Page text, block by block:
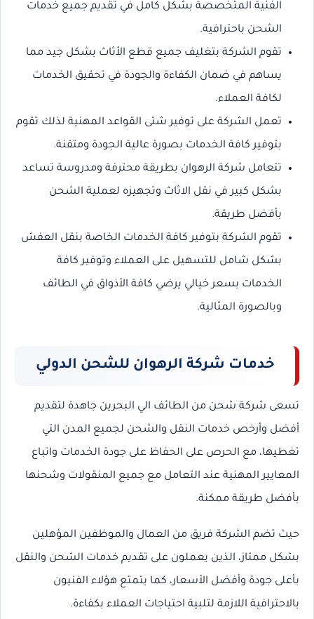
الفنية المتخصصة بشكل كامل في تقديم جميع خدمات
الشحن باحترافية.
تقوم الشركة بتغليف جميع قطع الأثاث بشكل جيد مما
يساهم في ضمان الكفاءة والجودة في تحقيق الخدمات
لكافة العملاء.
تعمل الشركة على توفير شتى القواعد المهنية لذلك تقوم
بتوفير كافة الخدمات بصورة عالية الجودة ومتقنة.
تتعامل شركة الرهوان بطريقة محترفة ومدروسة تساعد
بشكل كبير في نقل الاثاث وتجهيزه لعملية الشحن
بأفضل طريقة.
تقوم الشركة بتوفير كافة الخدمات الخاصة بنقل العفش
بشكل شامل للتسهيل على العملاء وتوفير كافة
الخدمات بسعر خيالي يرضي كافة الأذواق في الطائف
وبالصورة المثالية.
خدمات شركة الرهوان للشحن الدولي
تسعى شركة شحن من الطائف الي البحرين جاهدة لتقديم
أفضل وأرخص خدمات النقل والشحن لجميع المدن التي
تغطيها، مع الحرص على الحفاظ على جودة الخدمات واتباع
المعايير المهنية عند التعامل مع جميع المنقولات وشحنها
بأفضل طريقة ممكنة.
حيث تضم الشركة فريق من العمال والموظفين المؤهلين
بشكل ممتاز، الذين يعملون على تقديم خدمات الشحن والنقل
بأعلى جودة وأفضل الأسعار، كما يتمتع هؤلاء الفنيون
بالاحترافية اللازمة لتلبية احتياجات العملاء بكفاءة.